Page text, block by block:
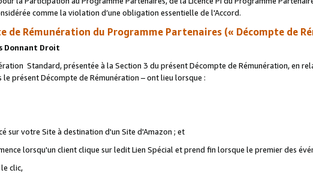
comme la violation d’une obligation essentielle de l'Accord.
de Rémunération du Programme Partenaires (« Décompte de
Donnant Droit
Standard, présentée à la Section 3 du présent Décompte de Rémunération, en
le présent Décompte de Rémunération – ont lieu lorsque :
sur votre Site à destination d'un Site d'Amazon ; et
lorsqu'un client clique sur ledit Lien Spécial et prend fin lorsque le premier des
clic,